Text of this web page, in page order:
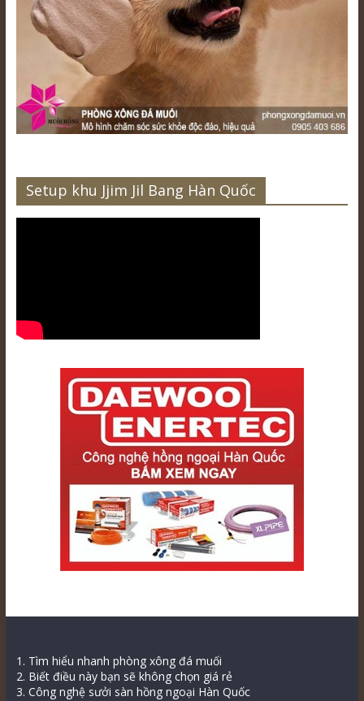
Setup khu Jjim Jil Bang Hàn Quốc
1. Tìm hiểu nhanh phòng xông đá muối
2. Biết điều này bạn sẽ không chọn giá rẻ
3. Công nghệ sưởi sàn hồng ngoại Hàn Quốc